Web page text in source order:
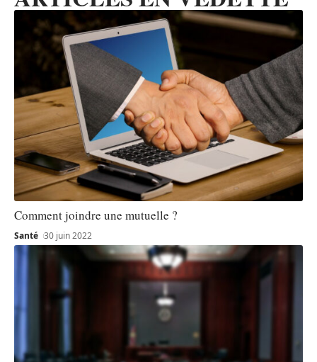
Comment joindre une mutuelle ?
Santé 30 juin 2022